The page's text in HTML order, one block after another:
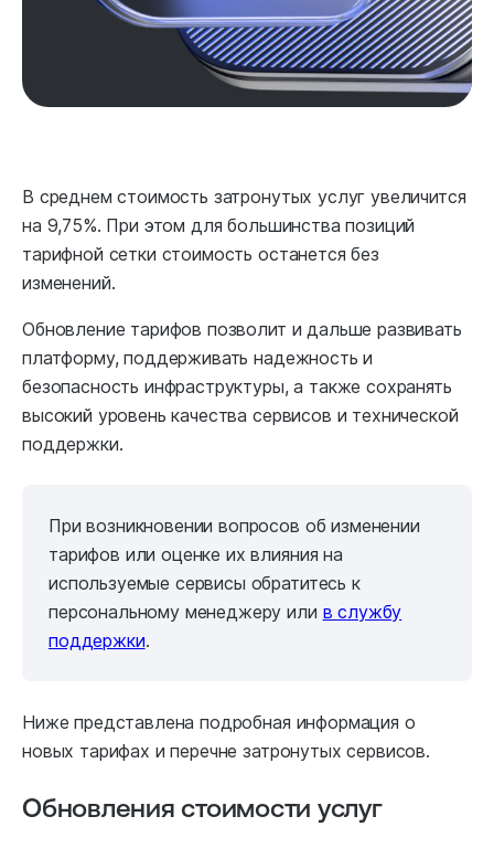
В среднем стоимость затронутых услуг увеличится
на 9,75%. При этом для большинства позиций
тарифной сетки стоимость останется без
изменений.
Обновление тарифов позволит и дальше развивать
платформу, поддерживать надежность и
безопасность инфраструктуры, а также сохранять
высокий уровень качества сервисов и технической
поддержки.
При возникновении вопросов об изменении
тарифов или оценке их влияния на
используемые сервисы обратитесь к
персональному менеджеру или в службу
поддержки.
Ниже представлена подробная информация о
новых тарифах и перечне затронутых сервисов.
Обновления стоимости услуг